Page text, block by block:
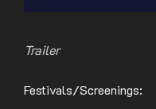
Trailer
Festivals/Screenings: